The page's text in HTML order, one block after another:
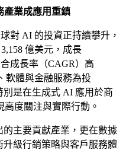
產業成應用重鎮
對 AI 的投資正持續攀升，
億美元，成長
成長率（CAGR）高
軟體與金融服務為投
是在生成式 AI 應用於商
高度關注與實際行動。
主要貢獻產業，更在數據
級行銷策略與客戶服務體